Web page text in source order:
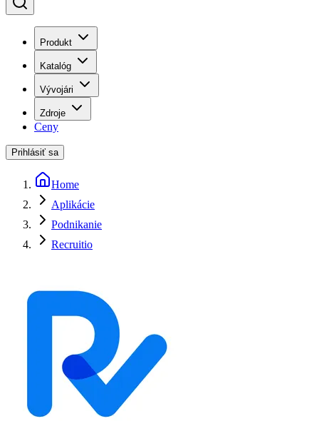
Produkt
Katalóg
Vývojári
Zdroje
Ceny
Prihlásiť sa
Home
Aplikácie
Podnikanie
Recruitio